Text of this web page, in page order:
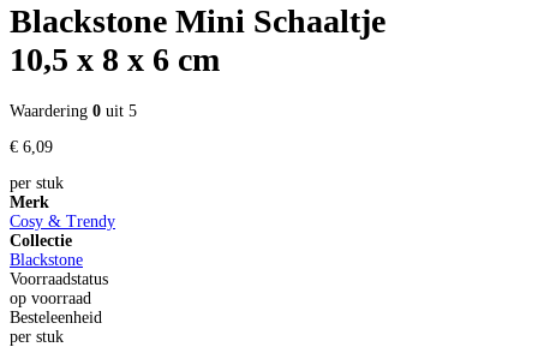
Blackstone Mini Schaaltje
10,5 x 8 x 6 cm
Waardering 0 uit 5
€ 6, 09
per stuk
Merk
Cosy & Trendy
Collectie
Blackstone
Voorraadstatus
op voorraad
Besteleenheid
per stuk